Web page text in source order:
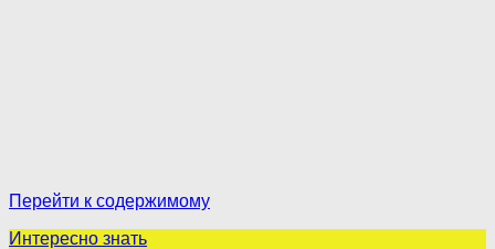
Перейти к содержимому
Интересно знать